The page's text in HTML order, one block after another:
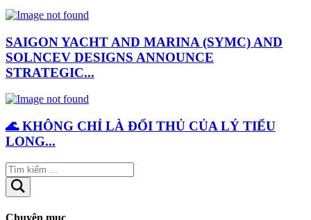
SAIGON YACHT AND MARINA (SYMC) AND
SOLNCEV DESIGNS ANNOUNCE
STRATEGIC...
🌊 KHÔNG CHỈ LÀ ĐỐI THỦ CỦA LÝ TIỂU
LONG...
Chuyên mục